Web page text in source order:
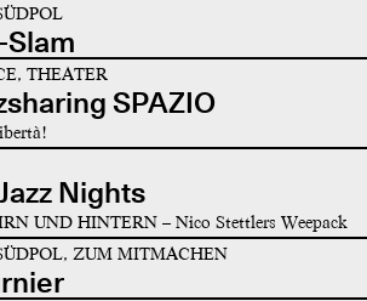
THEATER
SPAZIO
Nights
UND HINTERN – Nico Stettlers Weepack
ZUM MITMACHEN